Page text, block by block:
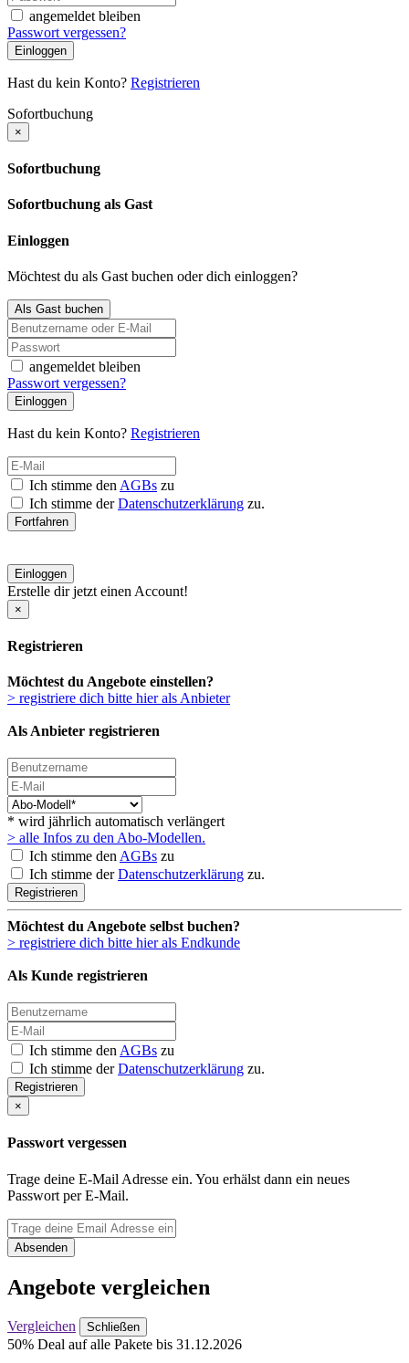
angemeldet bleiben
Passwort vergessen?
Einloggen
Hast du kein Konto? Registrieren
Sofortbuchung
×
Sofortbuchung
Sofortbuchung als Gast
Einloggen
Möchtest du als Gast buchen oder dich einloggen?
Als Gast buchen
angemeldet bleiben
Passwort vergessen?
Einloggen
Hast du kein Konto? Registrieren
Ich stimme den AGBs zu
Ich stimme derDatenschutzerklärung zu.
Fortfahren
Einloggen
Erstelle dir jetzt einen Account!
×
Registrieren
Möchtest du Angebote einstellen?
> registriere dich bitte hier als Anbieter
Als Anbieter registrieren
* wird jährlich automatisch verlängert
> alle Infos zu den Abo-Modellen.
Ich stimme den AGBs zu
Ich stimme derDatenschutzerklärung zu.
Registrieren
Möchtest du Angebote selbst buchen?
> registriere dich bitte hier als Endkunde
Als Kunde registrieren
Ich stimme den AGBs zu
Ich stimme derDatenschutzerklärung zu.
Registrieren
×
Passwort vergessen
Trage deine E-Mail Adresse ein. You erhälst dann ein neues
Passwort per E-Mail.
Absenden
Angebote vergleichen
Vergleichen Schließen
50% Deal auf alle Pakete bis 31.12.2026